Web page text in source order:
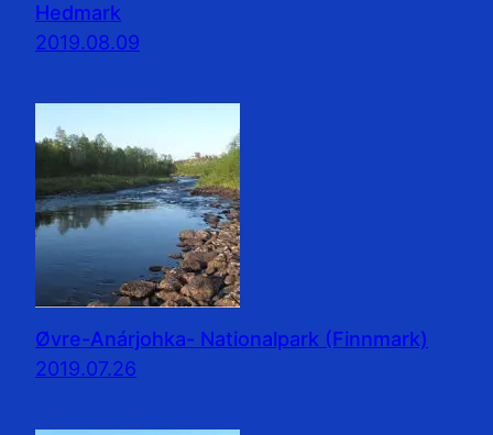
Hedmark
2019.08.09
Øvre-Anárjohka- Nationalpark (Finnmark)
2019.07.26